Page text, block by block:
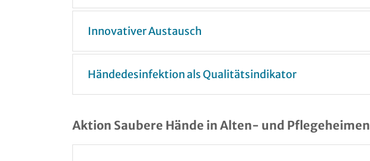
Innovativer Austausch
Händedesinfektion als Qualitätsindikator
Aktion Saubere Hände in Alten- und Pflegeheimen